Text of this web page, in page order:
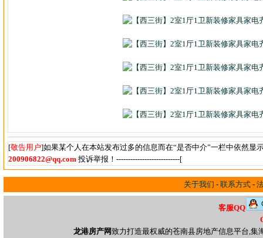
[敬告用户]如果某个人在本站发布过多的信息而在“是否中介”一栏中依然显
200906822@qq.com 投诉举报！---------------------------[
关于我们 -联系方式 -
客服QQ
龙港房产网致力打造最权威的苍南县房地产信息平台,